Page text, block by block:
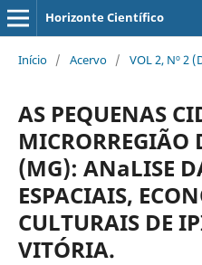
Horizonte Científico
Início / Acervo / VOL 2, Nº 2
AS PEQUENAS
MICRORREGIÃO
(MG): ANaLISE
ESPACIAIS,
CULTURAIS DE
VITÓRIA.